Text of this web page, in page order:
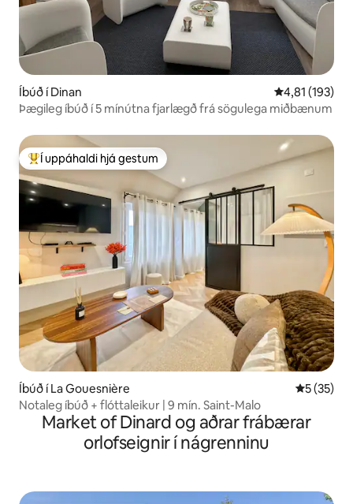
Íbúð í Dinan 4,81 af 5 í
4,81 (193)
Þægileg íbúð í 5 mínútna fjarlægð frá sögulega miðbænum
Í mestu uppáhaldi hjá gestum
Í uppáhaldi hjá gestum
Íbúð í La Gouesnière 5 af 5 í
5 (35)
Notaleg íbúð + flóttaleikur | 9 mín. Saint-Malo
Market of Dinard og aðrar frábærar
orlofseignir í nágrenninu